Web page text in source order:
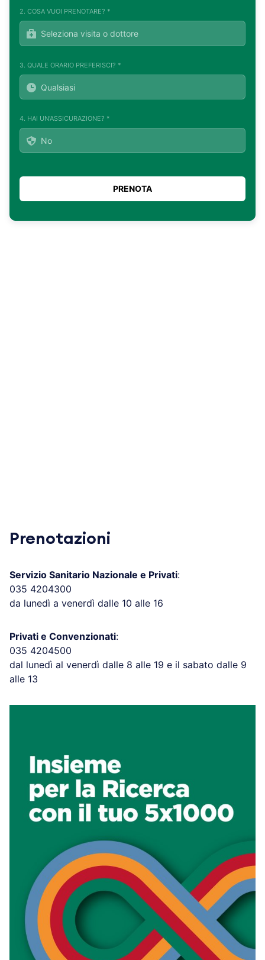
2. COSA VUOI PRENOTARE? *
3. QUALE ORARIO PREFERISCI? *
4. HAI UN'ASSICURAZIONE? *
Prenotazioni
Servizio Sanitario Nazionale e Privati:
035 4204300
da lunedì a venerdì dalle 10 alle 16
Privati e Convenzionati:
035 4204500
dal lunedì al venerdì dalle 8 alle 19 e il sabato dalle 9
alle 13